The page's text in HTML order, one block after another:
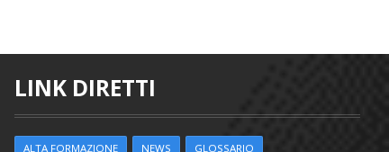
LINK DIRETTI
ALTA FORMAZIONE NEWS GLOSSARIO